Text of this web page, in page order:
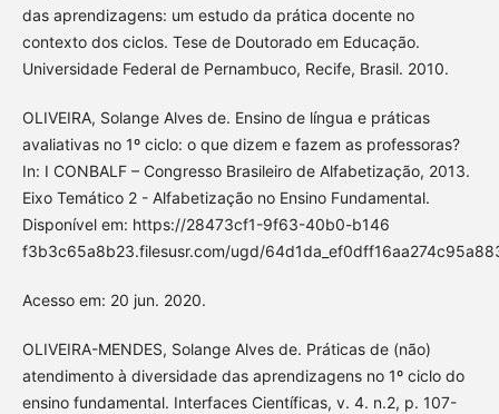
das aprendizagens: um estudo da prática docente no
contexto dos ciclos. Tese de Doutorado em Educação.
Universidade Federal de Pernambuco, Recife, Brasil. 2010.
OLIVEIRA, Solange Alves de. Ensino de língua e práticas
avaliativas no 1º ciclo: o que dizem e fazem as professoras?
In: I CONBALF – Congresso Brasileiro de Alfabetização, 2013.
Eixo Temático 2 - Alfabetização no Ensino Fundamental.
Disponível em: https://28473cf1-9f63-40b0-b146
f3b3c65a8b23.filesusr.com/ugd/
Acesso em: 20 jun. 2020.
OLIVEIRA-MENDES, Solange Alves de. Práticas de (não)
atendimento à diversidade das aprendizagens no 1º ciclo do
ensino fundamental. Interfaces Científicas, v. 4. n.2, p. 107-